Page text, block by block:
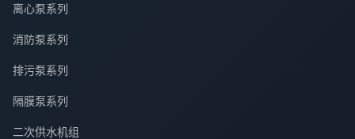
离心泵系列
消防泵系列
排污泵系列
隔膜泵系列
二次供水机组